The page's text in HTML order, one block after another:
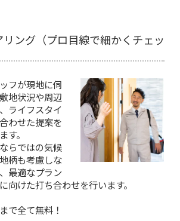
ング（プロ目線で細かくチェッ
フが現地に伺
地状況や周辺
ライフスタイ
わせた提案を
す。
らではの気候
柄も考慮しな
最適なプラン
向けた打ち合わせを行います。
で全て無料！